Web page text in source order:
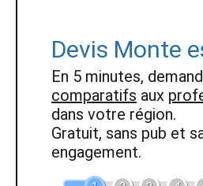
Devis Monte
En 5 minutes,
comparatifs aux
dans votre région.
Gratuit, sans pub et
engagement.